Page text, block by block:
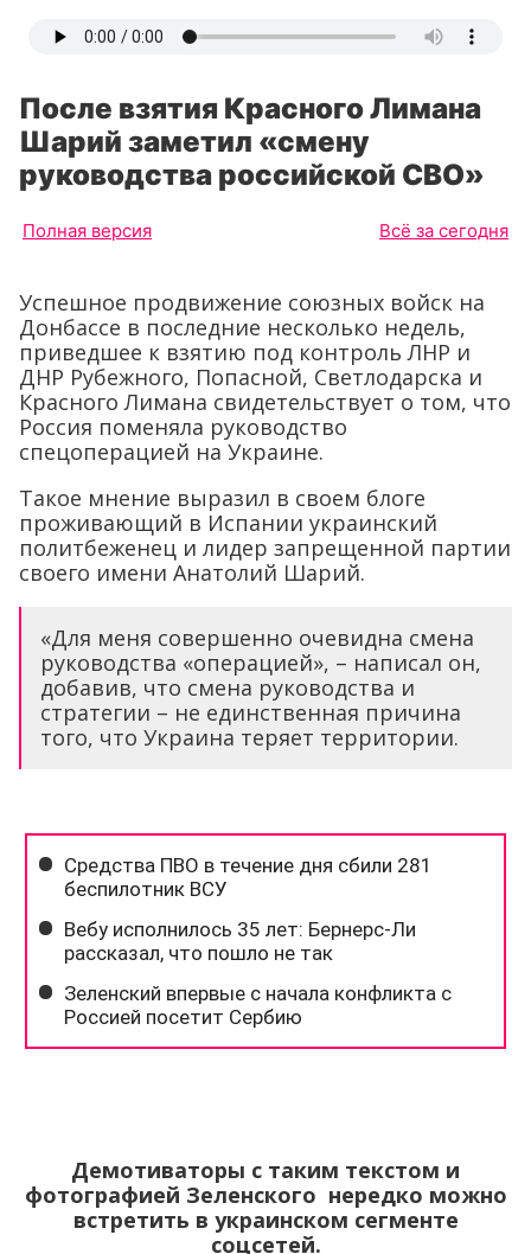
После взятия Красного Лимана
Шарий заметил «смену
руководства российской СВО»
Полная версия Всё за сегодня
Успешное продвижение союзных войск на
Донбассе в последние несколько недель,
приведшее к взятию под контроль ЛНР и
ДНР Рубежного, Попасной, Светлодарска и
Красного Лимана свидетельствует о том, что
Россия поменяла руководство
спецоперацией на Украине.
Такое мнение выразил в своем блоге
проживающий в Испании украинский
политбеженец и лидер запрещенной партии
своего имени Анатолий Шарий.
«Для меня совершенно очевидна смена
руководства «операцией», – написал он,
добавив, что смена руководства и
стратегии – не единственная причина
того, что Украина теряет территории.
Демотиваторы с таким текстом и
фотографией Зеленского нередко можно
встретить в украинском сегменте
соцсетей.